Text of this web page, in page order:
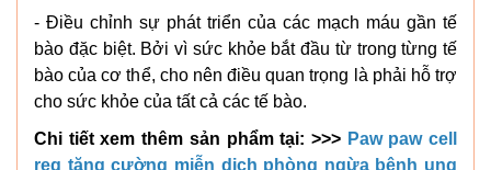
- Điều chỉnh sự phát triển của các mạch máu gần tế
bào đặc biệt. Bởi vì sức khỏe bắt đầu từ trong từng tế
bào của cơ thể, cho nên điều quan trọng là phải hỗ trợ
cho sức khỏe của tất cả các tế bào.
Chi tiết xem thêm sản phẩm tại: >>> Paw paw cell
reg tăng cường miễn dịch phòng ngừa bệnh ung